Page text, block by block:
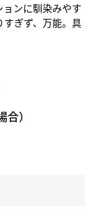
ンに馴染みやす
ぎず、万能。具
）